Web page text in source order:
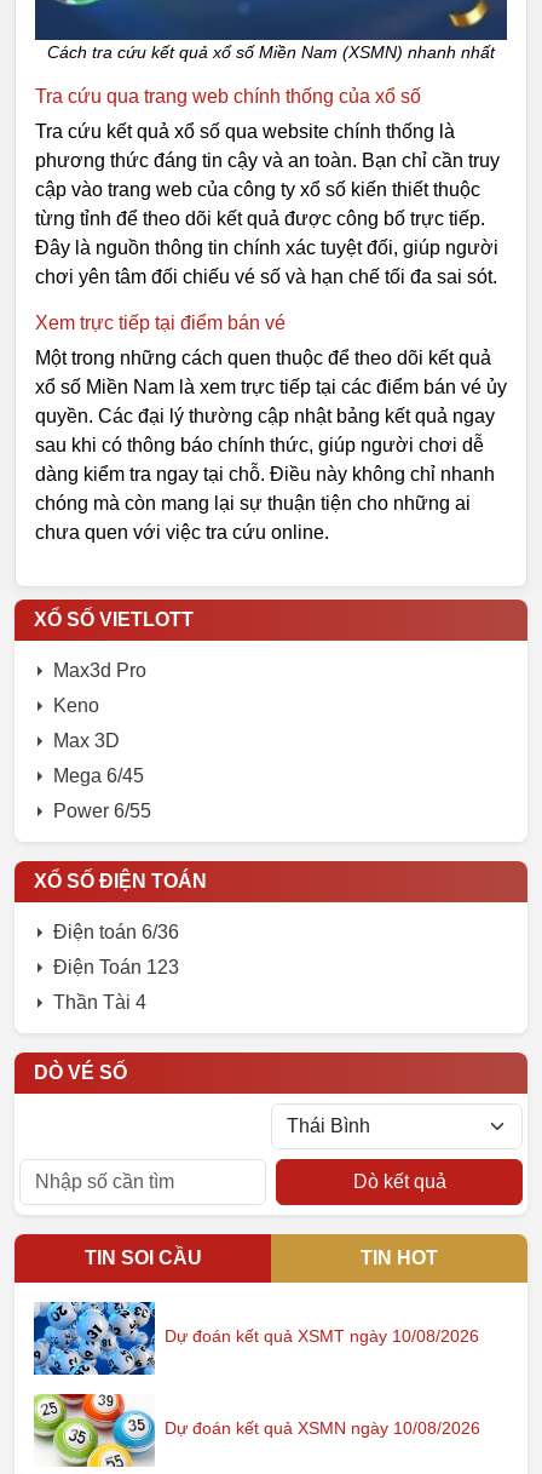
Cách tra cứu kết quả xổ số Miền Nam (XSMN) nhanh nhất
Tra cứu qua trang web chính thống của xổ số
Tra cứu kết quả xổ số qua website chính thống là
phương thức đáng tin cậy và an toàn. Bạn chỉ cần truy
cập vào trang web của công ty xổ số kiến thiết thuộc
từng tỉnh để theo dõi kết quả được công bố trực tiếp.
Đây là nguồn thông tin chính xác tuyệt đối, giúp người
chơi yên tâm đối chiếu vé số và hạn chế tối đa sai sót.
Xem trực tiếp tại điểm bán vé
Một trong những cách quen thuộc để theo dõi kết quả
xổ số Miền Nam là xem trực tiếp tại các điểm bán vé ủy
quyền. Các đại lý thường cập nhật bảng kết quả ngay
sau khi có thông báo chính thức, giúp người chơi dễ
dàng kiểm tra ngay tại chỗ. Điều này không chỉ nhanh
chóng mà còn mang lại sự thuận tiện cho những ai
chưa quen với việc tra cứu online.
XỔ SỐ VIETLOTT
Max3d Pro
Keno
Max 3D
Mega 6/45
Power 6/55
XỔ SỐ ĐIỆN TOÁN
Điện toán 6/36
Điện Toán 123
Thần Tài 4
DÒ VÉ SỐ
Dò kết quả
TIN SOI CẦU TIN HOT
Dự đoán kết quả XSMT ngày 10/08/2026
Dự đoán kết quả XSMN ngày 10/08/2026